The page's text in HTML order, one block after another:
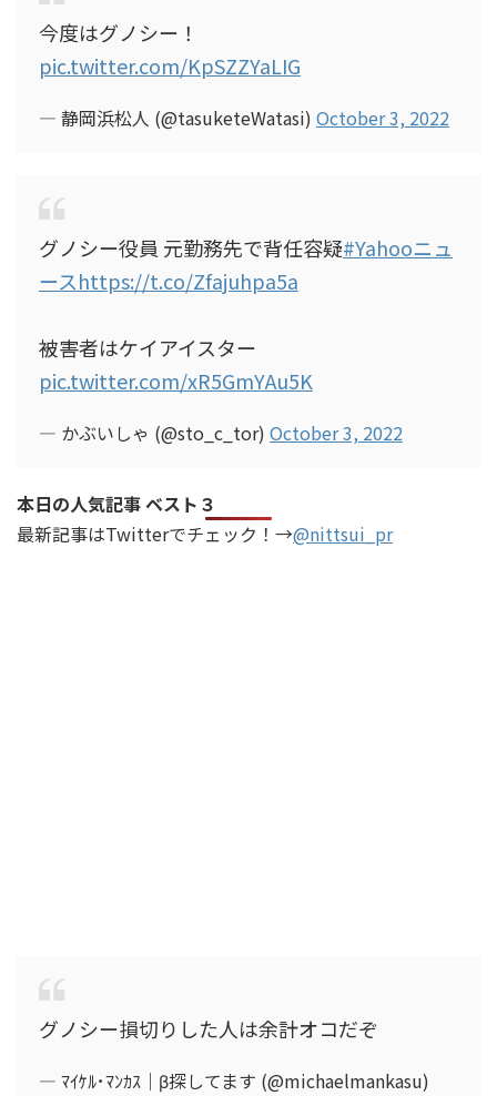
今度はグノシー！
pic.twitter.com/KpSZZYaLIG
— 静岡浜松人 (@tasuketeWatasi) October 3, 2022
グノシー役員 元勤務先で背任容疑#Yahooニュ
ースhttps://t.co/Zfajuhpa5a
被害者はケイアイスター
pic.twitter.com/xR5GmYAu5K
— かぶいしゃ (@sto_c_tor) October 3, 2022
本日の人気記事 ベスト３
最新記事はTwitterでチェック！→@nittsui_pr
グノシー損切りした人は余計オコだぞ
— ﾏｲｹﾙ･ﾏﾝｶｽ｜β探してます (@michaelmankasu)